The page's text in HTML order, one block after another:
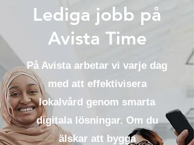
Lediga jobb på
Avista Time
På Avista arbetar vi varje dag
med att effektivisera
lokalvård genom smarta
digitala lösningar. Om du
älskar att bygga